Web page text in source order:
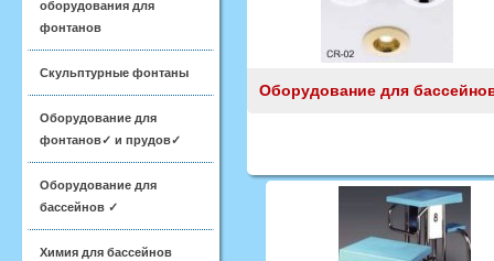
оборудования для
фонтанов
Скульптурные фонтаны
Оборудование для
фонтанов✓ и прудов✓
Оборудование для
бассейнов ✓
Химия для бассейнов
Оборудование для